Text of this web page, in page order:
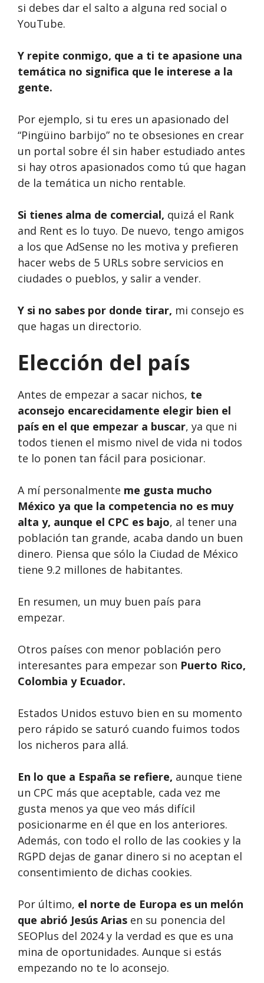
si debes dar el salto a alguna red social o
YouTube.
Y repite conmigo, que a ti te apasione una
temática no significa que le interese a la
gente.
Por ejemplo, si tu eres un apasionado del
“Pingüino barbijo” no te obsesiones en crear
un portal sobre él sin haber estudiado antes
si hay otros apasionados como tú que hagan
de la temática un nicho rentable.
Si tienes alma de comercial, quizá el Rank
and Rent es lo tuyo. De nuevo, tengo amigos
a los que AdSense no les motiva y prefieren
hacer webs de 5 URLs sobre servicios en
ciudades o pueblos, y salir a vender.
Y si no sabes por donde tirar, mi consejo es
que hagas un directorio.
Elección del país
Antes de empezar a sacar nichos, te
aconsejo encarecidamente elegir bien el
país en el que empezar a buscar, ya que ni
todos tienen el mismo nivel de vida ni todos
te lo ponen tan fácil para posicionar.
A mí personalmente me gusta mucho
México ya que la competencia no es muy
alta y, aunque el CPC es bajo, al tener una
población tan grande, acaba dando un buen
dinero. Piensa que sólo la Ciudad de México
tiene 9.2 millones de habitantes.
En resumen, un muy buen país para
empezar.
Otros países con menor población pero
interesantes para empezar son Puerto Rico,
Colombia y Ecuador.
Estados Unidos estuvo bien en su momento
pero rápido se saturó cuando fuimos todos
los nicheros para allá.
En lo que a España se refiere, aunque tiene
un CPC más que aceptable, cada vez me
gusta menos ya que veo más difícil
posicionarme en él que en los anteriores.
Además, con todo el rollo de las cookies y la
RGPD dejas de ganar dinero si no aceptan el
consentimiento de dichas cookies.
Por último, el norte de Europa es un melón
que abrió Jesús Arias en su ponencia del
SEOPlus del 2024 y la verdad es que es una
mina de oportunidades. Aunque si estás
empezando no te lo aconsejo.